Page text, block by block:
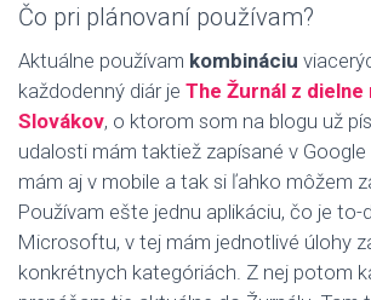
Čo pri plánovaní používam?
Aktuálne používam kombináciu
každodenný diár je The Žurnál z dielne
Slovákov, o ktorom som na blogu už
udalosti mám taktiež zapísané v
mám aj v mobile a tak si ľahko môžem
Používam ešte jednu aplikáciu, čo je to-
Microsoftu, v tej mám jednotlivé úlohy
konkrétnych kategóriách. Z nej potom